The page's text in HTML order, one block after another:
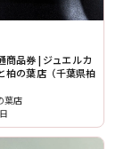
商品券 | ジュエルカ
柏の葉店（千葉県柏
葉店